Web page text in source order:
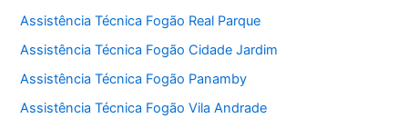
Assistência Técnica Fogão Real Parque
Assistência Técnica Fogão Cidade Jardim
Assistência Técnica Fogão Panamby
Assistência Técnica Fogão Vila Andrade